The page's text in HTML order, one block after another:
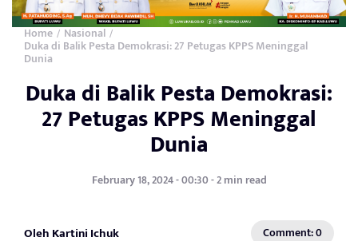
Home / Nasional /
Duka di Balik Pesta Demokrasi: 27 Petugas KPPS Meninggal
Dunia
Duka di Balik Pesta Demokrasi:
27 Petugas KPPS Meninggal
Dunia
February 18, 2024 - 00:30 - 2 min read
Oleh Kartini Ichuk Comment: 0